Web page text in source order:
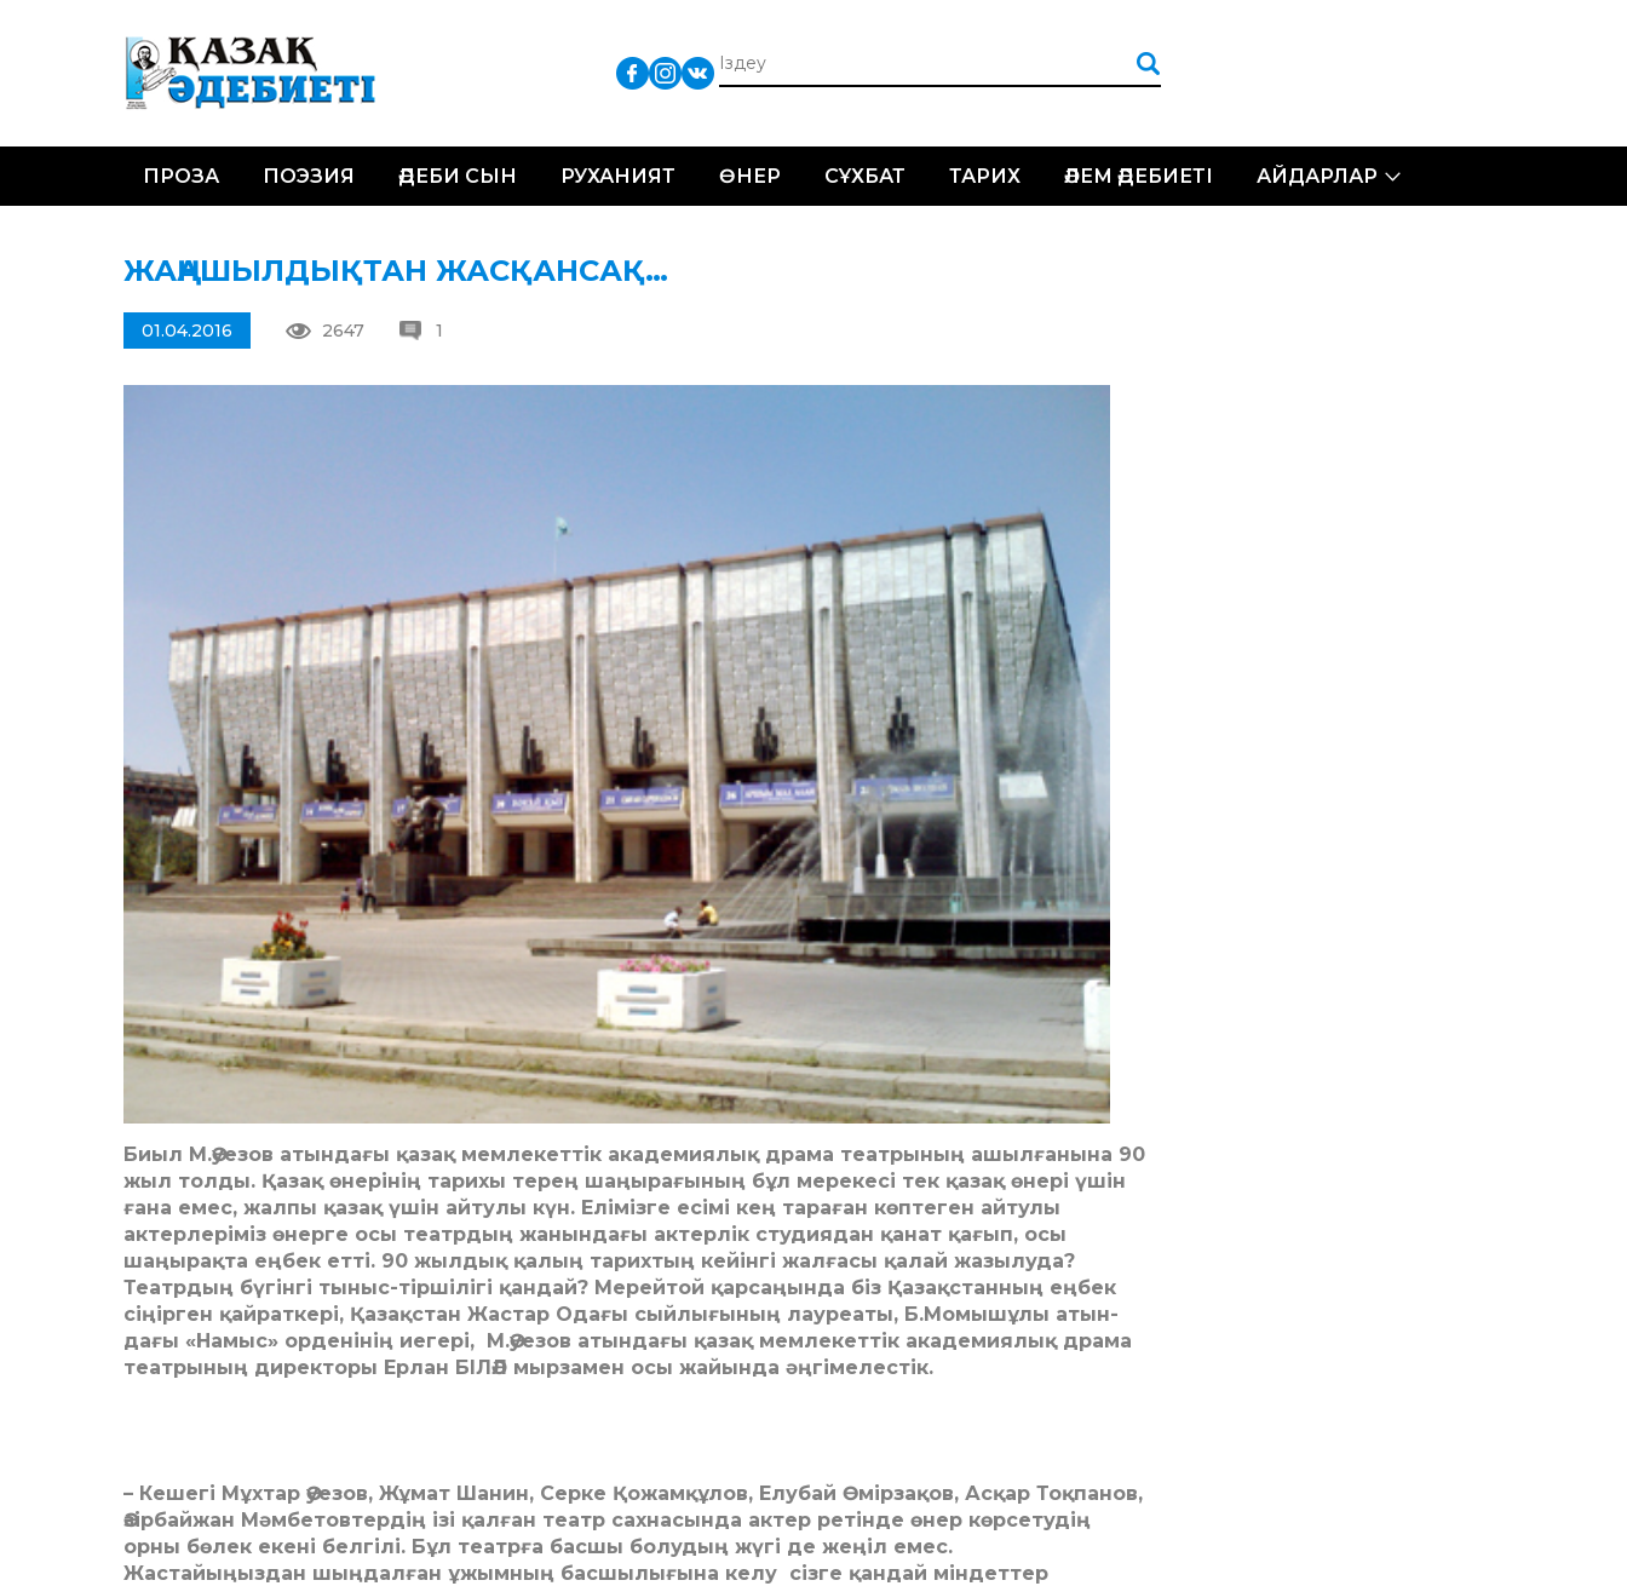
ПРОЗА ПОЭЗИЯ ӘДЕБИ СЫН РУХАНИЯТ ӨНЕР СҰХБАТ ТАРИХ ӘЛЕМ ӘДЕБИЕТІ АЙДАРЛАР
ЖАҢАШЫЛДЫҚТАН ЖАСҚАНСАҚ…
01.04.2016 2647 1
Биыл М.Әуезов атындағы қазақ мемлекеттік академиялық драма теат­рының ашылғанына 90
жыл толды. Қазақ өнерінің тарихы терең шаңы­рағының бұл мерекесі тек қазақ өнері үшін
ғана емес, жалпы қазақ үшін айту­лы күн. Елі­міз­ге есімі кең тараған көптеген айтулы
актерлеріміз өнерге осы театр­дың жа­нындағы актерлік студиядан қанат қағып, осы
шаңырақта еңбек етті. 90 жылдық қалың тарихтың кейінгі жалғасы қалай жазылуда?
Театр­дың бүгін­гі тыныс-тіршілігі қандай? Мерейтой қарсаңында біз Қа­зақ­станның ең­бек
сіңірген қай­рат­кері, Қазақстан Жастар Одағы сыйлығының лауреаты, Б.Момышұлы атын­
дағы «Намыс» орденінің иегері, М.Әуезов атындағы қазақ мемлекеттік ака­демиялық драма
театрының директоры Ерлан БІЛӘЛ мырзамен осы жайында әңгімелестік.
– Кешегі Мұхтар Әуезов, Жұмат Ша­нин, Серке Қожамқұлов, Елубай Өмірза­қов, Асқар Тоқпанов,
Әзірбайжан Мәм­бетов­тердің ізі қалған театр сахнасында актер ретінде өнер көрсетудің
орны бөлек екені белгілі. Бұл театрға басшы болудың жүгі де жеңіл емес.
Жастайыңыздан шың­далған ұжымның басшылығына келу сіз­ге қандай міндеттер